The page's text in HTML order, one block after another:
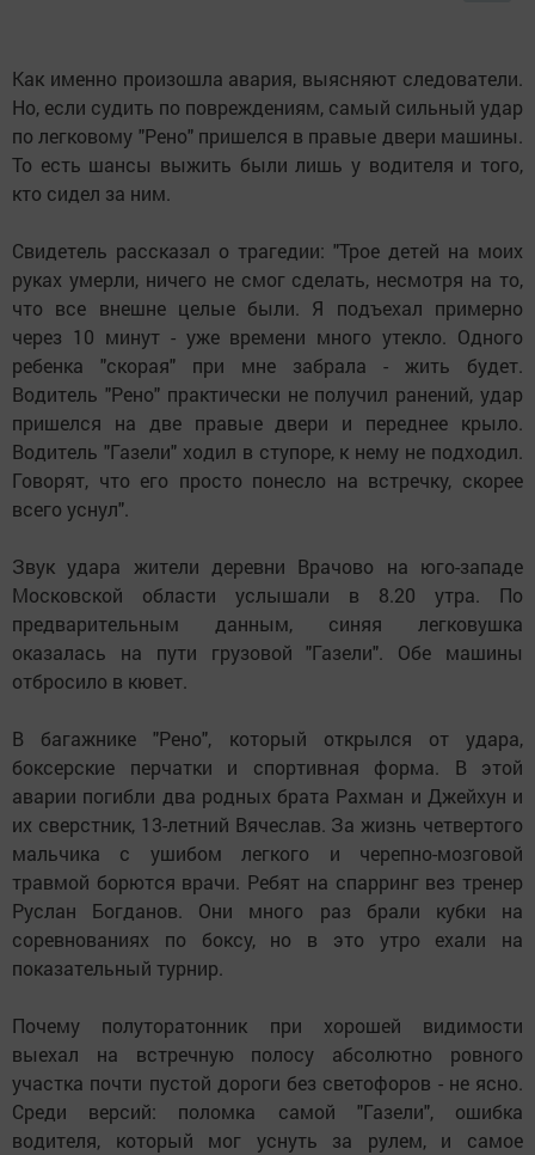
Как именно произошла авария, выясняют следователи.
Но, если судить по повреждениям, самый сильный удар
по легковому "Рено" пришелся в правые двери машины.
То есть шансы выжить были лишь у водителя и того,
кто сидел за ним.
Свидетель рассказал о трагедии: "Трое детей на моих
руках умерли, ничего не смог сделать, несмотря на то,
что все внешне целые были. Я подъехал примерно
через 10 минут - уже времени много утекло. Одного
ребенка "скорая" при мне забрала - жить будет.
Водитель "Рено" практически не получил ранений, удар
пришелся на две правые двери и переднее крыло.
Водитель "Газели" ходил в ступоре, к нему не подходил.
Говорят, что его просто понесло на встречку, скорее
всего уснул".
Звук удара жители деревни Врачово на юго-западе
Московской области услышали в 8.20 утра. По
предварительным данным, синяя легковушка
оказалась на пути грузовой "Газели". Обе машины
отбросило в кювет.
В багажнике "Рено", который открылся от удара,
боксерские перчатки и спортивная форма. В этой
аварии погибли два родных брата Рахман и Джейхун и
их сверстник, 13-летний Вячеслав. За жизнь четвертого
мальчика с ушибом легкого и черепно-мозговой
травмой борются врачи. Ребят на спарринг вез тренер
Руслан Богданов. Они много раз брали кубки на
соревнованиях по боксу, но в это утро ехали на
показательный турнир.
Почему полуторатонник при хорошей видимости
выехал на встречную полосу абсолютно ровного
участка почти пустой дороги без светофоров - не ясно.
Среди версий: поломка самой "Газели", ошибка
водителя, который мог уснуть за рулем, и самое